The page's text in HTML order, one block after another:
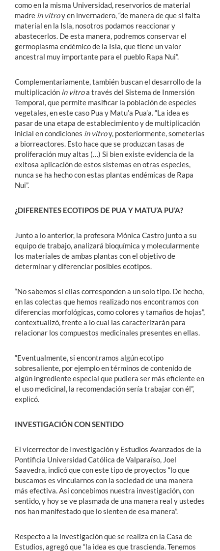
como en la misma Universidad, reservorios de material
madre in vitroy en invernadero, “de manera de que si falta
material en la Isla, nosotros podamos reaccionar y
abastecerlos. De esta manera, podremos conservar el
germoplasma endémico de la Isla, que tiene un valor
ancestral muy importante para el pueblo Rapa Nui”.
Complementariamente, también buscan el desarrollo de la
multiplicación in vitroa través del Sistema de Inmersión
Temporal, que permite masificar la población de especies
vegetales, en este caso Pua y Matu’a Pua’a. “La idea es
pasar de una etapa de establecimiento y de multiplicación
inicial en condiciones in vitroy, posteriormente, someterlas
a biorreactores. Esto hace que se produzcan tasas de
proliferación muy altas (…) Si bien existe evidencia de la
exitosa aplicación de estos sistemas en otras especies,
nunca se ha hecho con estas plantas endémicas de Rapa
Nui”.
¿DIFERENTES ECOTIPOS DE PUA Y MATU’A PU’A?
Junto a lo anterior, la profesora Mónica Castro junto a su
equipo de trabajo, analizará bioquímica y molecularmente
los materiales de ambas plantas con el objetivo de
determinar y diferenciar posibles ecotipos.
“No sabemos si ellas corresponden a un solo tipo. De hecho,
en las colectas que hemos realizado nos encontramos con
diferencias morfológicas, como colores y tamaños de hojas”,
contextualizó, frente a lo cual las caracterizarán para
relacionar los compuestos medicinales presentes en ellas.
“Eventualmente, si encontramos algún ecotipo
sobresaliente, por ejemplo en términos de contenido de
algún ingrediente especial que pudiera ser más eficiente en
el uso medicinal, la recomendación sería trabajar con él”,
explicó.
INVESTIGACIÓN CON SENTIDO
El vicerrector de Investigación y Estudios Avanzados de la
Pontificia Universidad Católica de Valparaíso, Joel
Saavedra, indicó que con este tipo de proyectos “lo que
buscamos es vincularnos con la sociedad de una manera
más efectiva. Así concebimos nuestra investigación, con
sentido, y hoy se ve plasmada de una manera real y ustedes
nos han manifestado que lo sienten de esa manera”.
Respecto a la investigación que se realiza en la Casa de
Estudios, agregó que “la idea es que trascienda. Tenemos